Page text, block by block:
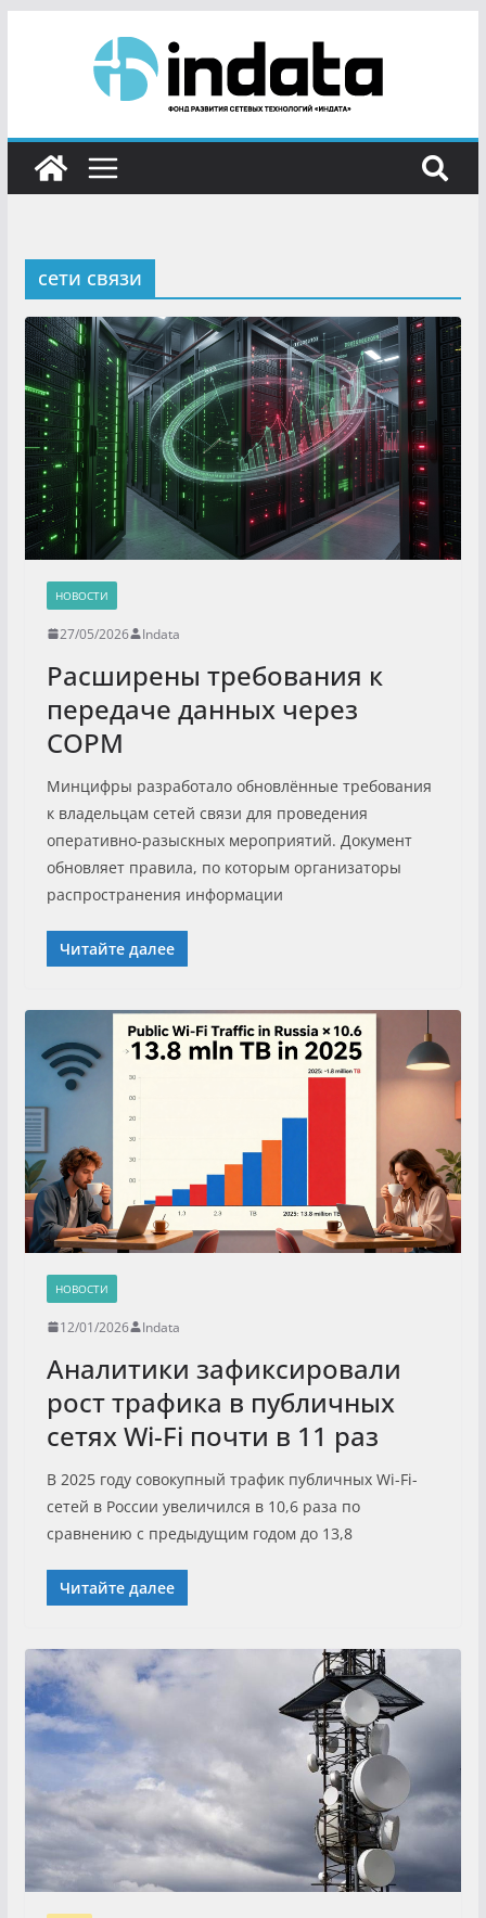
сети связи
НОВОСТИ
27/05/2026 Indata
Расширены требования к
передаче данных через
СОРМ
Минцифры разработало обновлённые требования
к владельцам сетей связи для проведения
оперативно-разыскных мероприятий. Документ
обновляет правила, по которым организаторы
распространения информации
Читайте далее
НОВОСТИ
12/01/2026 Indata
Аналитики зафиксировали
рост трафика в публичных
сетях Wi-Fi почти в 11 раз
В 2025 году совокупный трафик публичных Wi-Fi-
сетей в России увеличился в 10,6 раза по
сравнению с предыдущим годом до 13,8
Читайте далее